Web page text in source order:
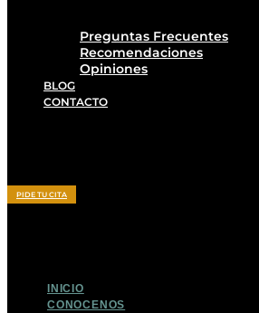
Preguntas Frecuentes
Recomendaciones
Opiniones
BLOG
CONTACTO
PIDE TU CITA
INICIO
CONOCENOS